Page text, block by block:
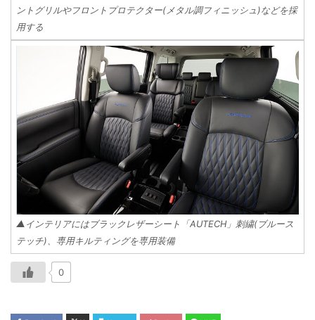
ントグリルやフロントプロテクター(メタル調フィニッシュ)などを採
用する
▲インテリアにはブラックレザーシート「AUTECH」刺繍(ブルース
テッチ)、専用キルティングを専用装備
0